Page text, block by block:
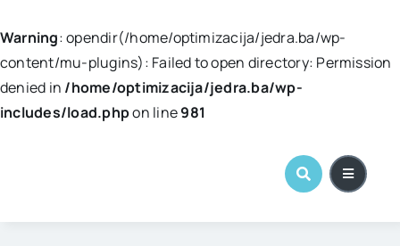
Warning: opendir(/home/optimizacija/jedra.ba/wp-
content/mu-plugins): Failed to open directory: Permission
denied in /home/optimizacija/jedra.ba/wp-
includes/load.phpon line981